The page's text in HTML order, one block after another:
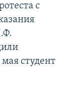
с
студент